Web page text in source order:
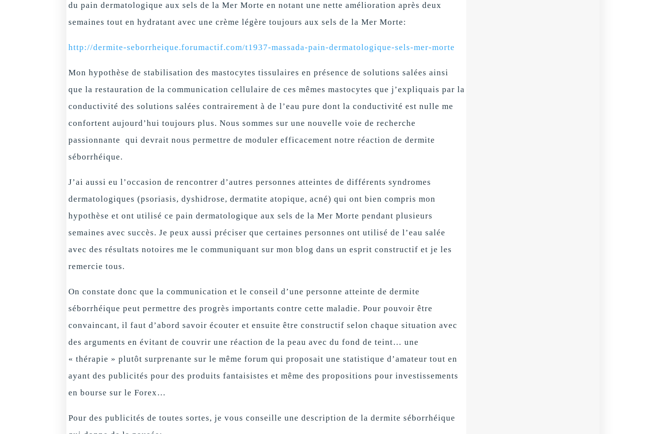
du pain dermatologique aux sels de la Mer Morte en notant une nette amélioration après deux
semaines tout en hydratant avec une crème légère toujours aux sels de la Mer Morte:
http://dermite-seborrheique.forumactif.com/t1937-massada-pain-dermatologique-sels-mer-morte
Mon hypothèse de stabilisation des mastocytes tissulaires en présence de solutions salées ainsi
que la restauration de la communication cellulaire de ces mêmes mastocytes que j’expliquais par la
conductivité des solutions salées contrairement à de l’eau pure dont la conductivité est nulle me
confortent aujourd’hui toujours plus. Nous sommes sur une nouvelle voie de recherche
passionnante qui devrait nous permettre de moduler efficacement notre réaction de dermite
séborrhéique.
J’ai aussi eu l’occasion de rencontrer d’autres personnes atteintes de différents syndromes
dermatologiques (psoriasis, dyshidrose, dermatite atopique, acné) qui ont bien compris mon
hypothèse et ont utilisé ce pain dermatologique aux sels de la Mer Morte pendant plusieurs
semaines avec succès. Je peux aussi préciser que certaines personnes ont utilisé de l’eau salée
avec des résultats notoires me le communiquant sur mon blog dans un esprit constructif et je les
remercie tous.
On constate donc que la communication et le conseil d’une personne atteinte de dermite
séborrhéique peut permettre des progrès importants contre cette maladie. Pour pouvoir être
convaincant, il faut d’abord savoir écouter et ensuite être constructif selon chaque situation avec
des arguments en évitant de couvrir une réaction de la peau avec du fond de teint… une
« thérapie » plutôt surprenante sur le même forum qui proposait une statistique d’amateur tout en
ayant des publicités pour des produits fantaisistes et même des propositions pour investissements
en bourse sur le Forex…
Pour des publicités de toutes sortes, je vous conseille une description de la dermite séborrhéique